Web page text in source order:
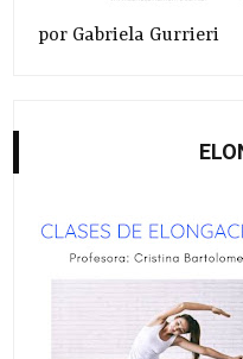
por Gabriela Gurrieri